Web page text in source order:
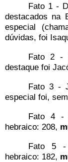
Fato 1 -
destacados na
especial
dúvidas, foi
Fato 2 -
destaque foi
Fato 3 -
especial foi,
Fato 4 -
hebraico: 208,
Fato 5 -
hebraico: 182,